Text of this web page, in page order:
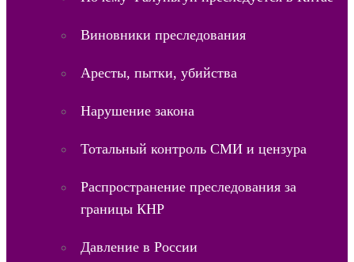
Виновники преследования
Аресты, пытки, убийства
Нарушение закона
Тотальный контроль СМИ и цензура
Распространение преследования за
границы КНР
Давление в России